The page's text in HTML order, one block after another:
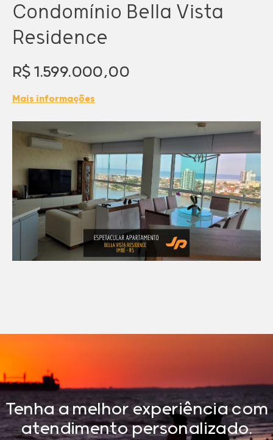
Condomínio Bella Vista
Residence
R$ 1.599.000,00
Mais informações
Tenha a melhor experiência com
atendimento personalizado.